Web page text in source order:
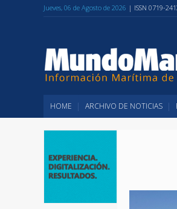
Jueves, 06 de Agosto de 2026 | ISSN 0719-
HOME ARCHIVO DE NOTICIAS